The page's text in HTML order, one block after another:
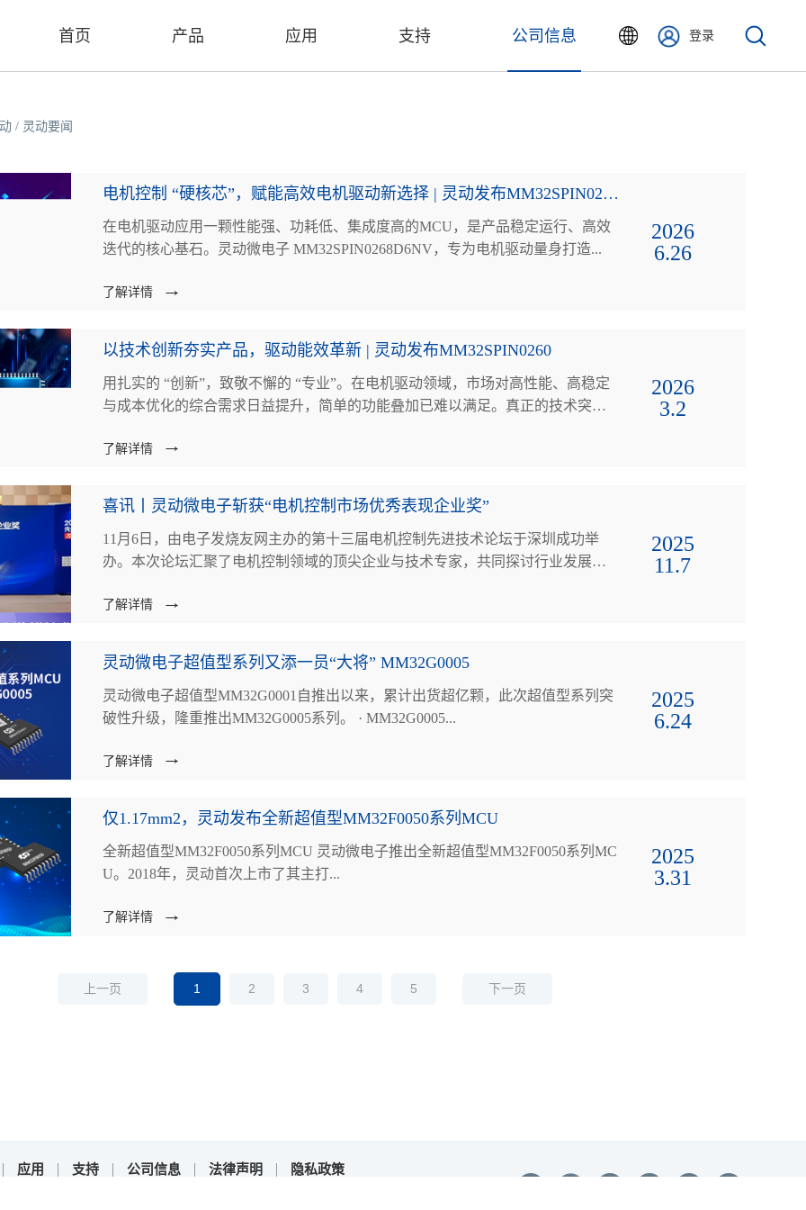
首页 产品 应用 支持 公司信息 登录
/ 灵动要闻
电机控制 “硬核芯”，赋能高效电机驱动新选择 | 灵动发布MM32SPIN0268D6NV
在电机驱动应用一颗性能强、功耗低、集成度高的MCU，是产品稳定运行、高效
迭代的核心基石。灵动微电子 MM32SPIN0268D6NV，专为电机驱动量身打造...
了解详情
2026
6.26
以技术创新夯实产品，驱动能效革新 | 灵动发布MM32SPIN0260
用扎实的 “创新”，致敬不懈的 “专业”。在电机驱动领域，市场对高性能、高稳定
与成本优化的综合需求日益提升，简单的功能叠加已难以满足。真正的技术突
了解详情
2026
3.2
喜讯丨灵动微电子斩获“电机控制市场优秀表现企业奖”
11月6日，由电子发烧友网主办的第十三届电机控制先进技术论坛于深圳成功举
办。本次论坛汇聚了电机控制领域的顶尖企业与技术专家，共同探讨行业发展趋
了解详情
2025
11.7
灵动微电子超值型系列又添一员“大将” MM32G0005
灵动微电子超值型MM32G0001自推出以来，累计出货超亿颗，此次超值型系列突
破性升级，隆重推出MM32G0005系列。 · MM32G0005...
了解详情
2025
6.24
仅1.17mm2，灵动发布全新超值型MM32F0050系列MCU
全新超值型MM32F0050系列MCU 灵动微电子推出全新超值型MM32F0050系列MC
U。2018年，灵动首次上市了其主打...
了解详情
2025
3.31
上一页 1 2 3 4 5 下一页
应用 支持 公司信息 法律声明 隐私政策